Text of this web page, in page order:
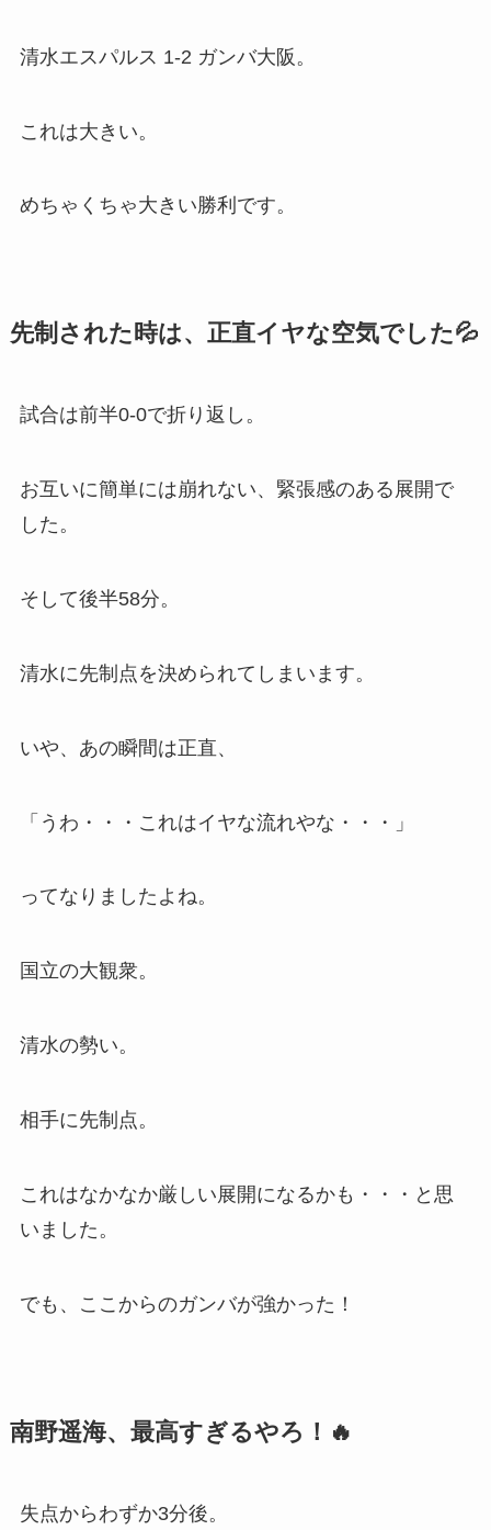
清水エスパルス 1-2 ガンバ大阪。
これは大きい。
めちゃくちゃ大きい勝利です。
先制された時は、正直イヤな空気でした💦
試合は前半0-0で折り返し。
お互いに簡単には崩れない、緊張感のある展開で
した。
そして後半58分。
清水に先制点を決められてしまいます。
いや、あの瞬間は正直、
「うわ・・・これはイヤな流れやな・・・」
ってなりましたよね。
国立の大観衆。
清水の勢い。
相手に先制点。
これはなかなか厳しい展開になるかも・・・と思
いました。
でも、ここからのガンバが強かった！
南野遥海、最高すぎるやろ！🔥
失点からわずか3分後。